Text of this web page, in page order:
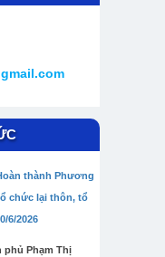
thành Phương
chức lại thôn, tổ
6/2026
phủ Phạm Thị